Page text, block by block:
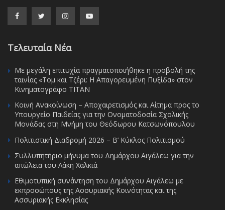
Τελευταία Νέα
Με μεγάλη επιτυχία πραγματοποιήθηκε η προβολή της
ταινίας «Τομ και Τζέρι: Η Απαγορευμένη Πυξίδα» στον
Κινηματογράφο ΤΙΤΑΝ
Κοινή Ανακοίνωση – Αποχαιρετισμός και Αίτημα προς το
Υπουργείο Παιδείας για την Ονοματοδοσία Σχολικής
Μονάδας στη Μνήμη του Θεόδωρου Κατσωνόπουλου
Πολιτιστική Διαδρομή 2026 – Β’ Κύκλος Πολιτισμού
Συλλυπητήριο μήνυμα του Δημάρχου Αιγάλεω για την
απώλεια του Λάκη Χαλκιά
Εθιμοτυπική συνάντηση του Δημάρχου Αιγάλεω με
εκπροσώπους της Ασσυριακής Κοινότητας και της
Ασσυριακής Εκκλησίας